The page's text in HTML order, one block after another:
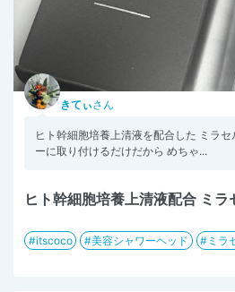
きてぃさん
ヒト幹細胞培養上清液を配合した ミラ
ーに取り付けるだけだから めちゃ...
ヒト幹細胞培養上清液配合 ミ
itscoco 美容シャワーヘッド
ミラ